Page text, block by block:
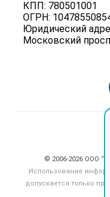
КПП: 780501001
ОГРН:
Юридический
Московский
© 2006‑2026 ООО
Использование
допускается только